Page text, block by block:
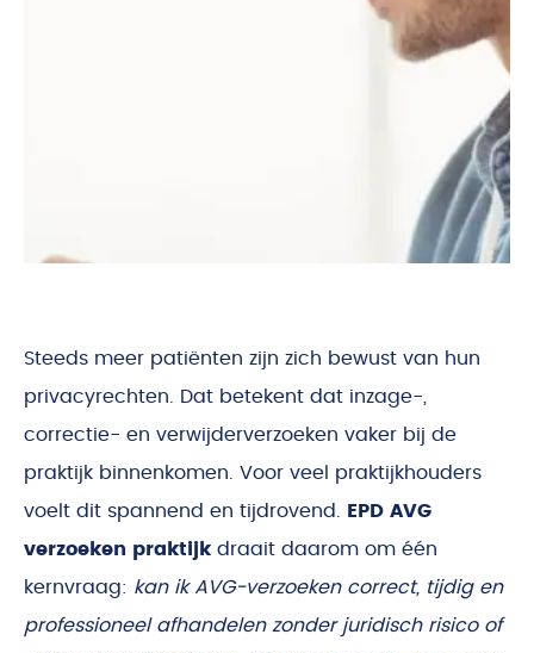
Steeds meer patiënten zijn zich bewust van hun
privacyrechten. Dat betekent dat inzage-,
correctie- en verwijderverzoeken vaker bij de
praktijk binnenkomen. Voor veel praktijkhouders
voelt dit spannend en tijdrovend.
EPD AVG
verzoeken praktijk draait daarom om één
kernvraag: kan ik AVG-verzoeken correct, tijdig en
professioneel afhandelen zonder juridisch risico of